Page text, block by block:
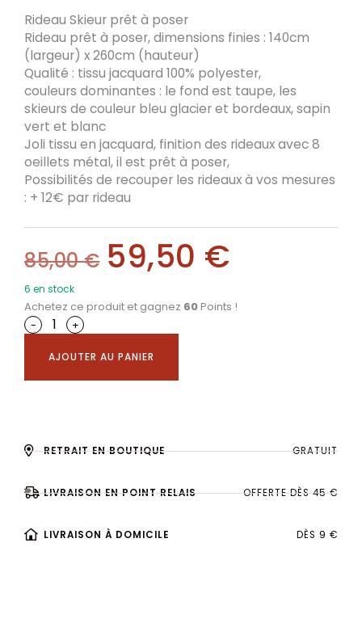
Rideau Skieur prêt à poser
Rideau prêt à poser, dimensions finies : 140cm
(largeur) x 260cm (hauteur)
Qualité : tissu jacquard 100% polyester,
couleurs dominantes : le fond est taupe, les
skieurs de couleur bleu glacier et bordeaux, sapin
vert et blanc
Joli tissu en jacquard, finition des rideaux avec 8
oeillets métal, il est prêt à poser,
Possibilités de recouper les rideaux à vos mesures
: + 12€ par rideau
85,00€ 59,50 €
6 en stock
Achetez ce produit et gagnez 60 Points !
-
+
AJOUTER AU PANIER
RETRAIT EN BOUTIQUE GRATUIT
LIVRAISON EN POINT RELAIS OFFERTE DÈS 45 €
LIVRAISON À DOMICILE DÈS 9 €